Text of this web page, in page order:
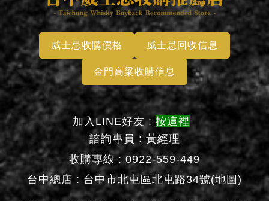
威士忌收購價格 威士忌回收信息
金門高粱收購信息
加入LINE好友 : 按這裡
諮詢專員 : 黃經理
收購專線 : 0922-559-449
台中總店 : 台中市北屯區北屯路34號(地圖)